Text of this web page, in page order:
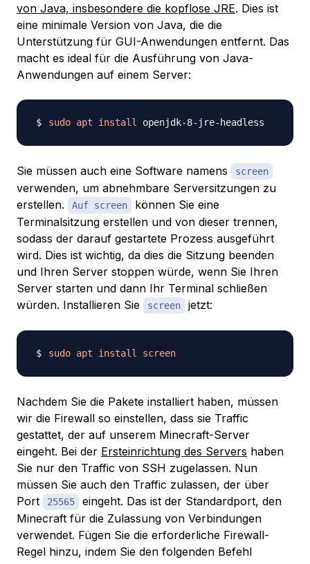
von Java, insbesondere die kopflose JRE. Dies ist
eine minimale Version von Java, die die
Unterstützung für GUI-Anwendungen entfernt. Das
macht es ideal für die Ausführung von Java-
Anwendungen auf einem Server:
sudo apt install
Sie müssen auch eine Software namens screen
verwenden, um abnehmbare Serversitzungen zu
erstellen.
Auf screen
können Sie eine
Terminalsitzung erstellen und von dieser trennen,
sodass der darauf gestartete Prozess ausgeführt
wird. Dies ist wichtig, da dies die Sitzung beenden
und Ihren Server stoppen würde, wenn Sie Ihren
Server starten und dann Ihr Terminal schließen
würden. Installieren Sie
screen jetzt:
sudo apt install screen
Nachdem Sie die Pakete installiert haben, müssen
wir die Firewall so einstellen, dass sie Traffic
gestattet, der auf unserem Minecraft-Server
eingeht. Bei der Ersteinrichtung des Servers haben
Sie nur den Traffic von SSH zugelassen. Nun
müssen Sie auch den Traffic zulassen, der über
Port
25565
eingeht. Das ist der Standardport, den
Minecraft für die Zulassung von Verbindungen
verwendet. Fügen Sie die erforderliche Firewall-
Regel hinzu, indem Sie den folgenden Befehl